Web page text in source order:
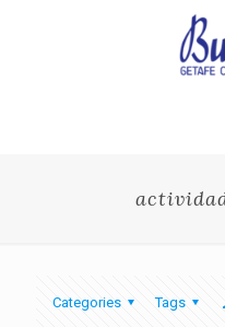
Categories Tags